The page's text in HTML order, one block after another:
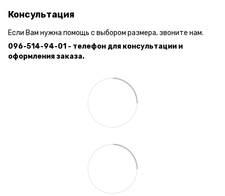
Консультация
Если Вам нужна помощь с выбором размера, звоните нам.
096-514-94-01 - телефон для консультации и
оформления заказа.